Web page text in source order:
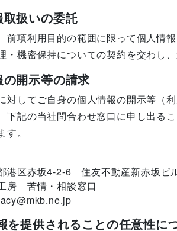
取扱いの委託
前項利用目的の範囲に限って個人情
・機密保持についての契約を交わし
の開示等の請求
対してご自身の個人情報の開示等（
下記の当社問合わせ窓口に申し出る
。
港区赤坂4-2-6 住友不動産新赤坂ビ
房 苦情・相談窓口
を提供されることの任意性に